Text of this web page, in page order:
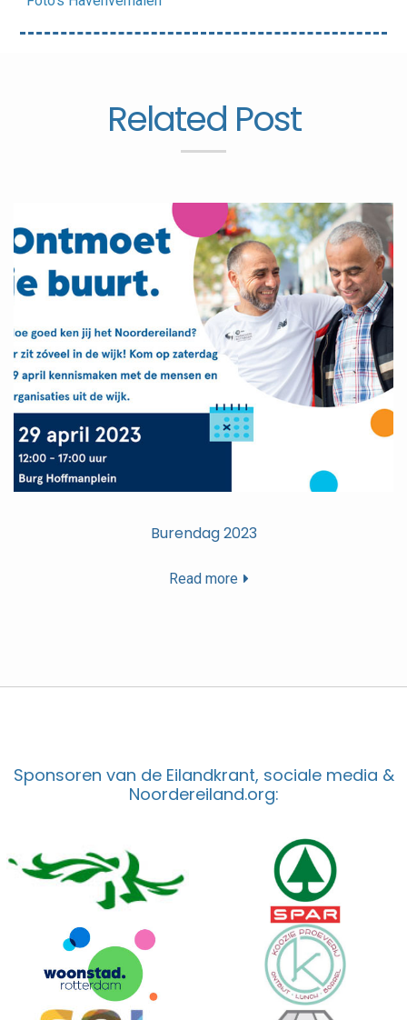
Related Post
Burendag 2023
Read more
Sponsoren van de Eilandkrant, sociale media &
Noordereiland.org: